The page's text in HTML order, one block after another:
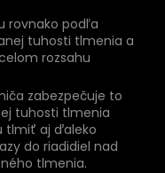
rovnako podľa
tuhosti tlmenia a
rozsahu
zabezpečuje to
tuhosti tlmenia
tlmiť aj ďaleko
do riadidiel nad
tlmenia.